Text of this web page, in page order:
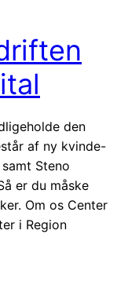
den
af ny kvinde-
Steno
er du måske
Om os Center
i Region